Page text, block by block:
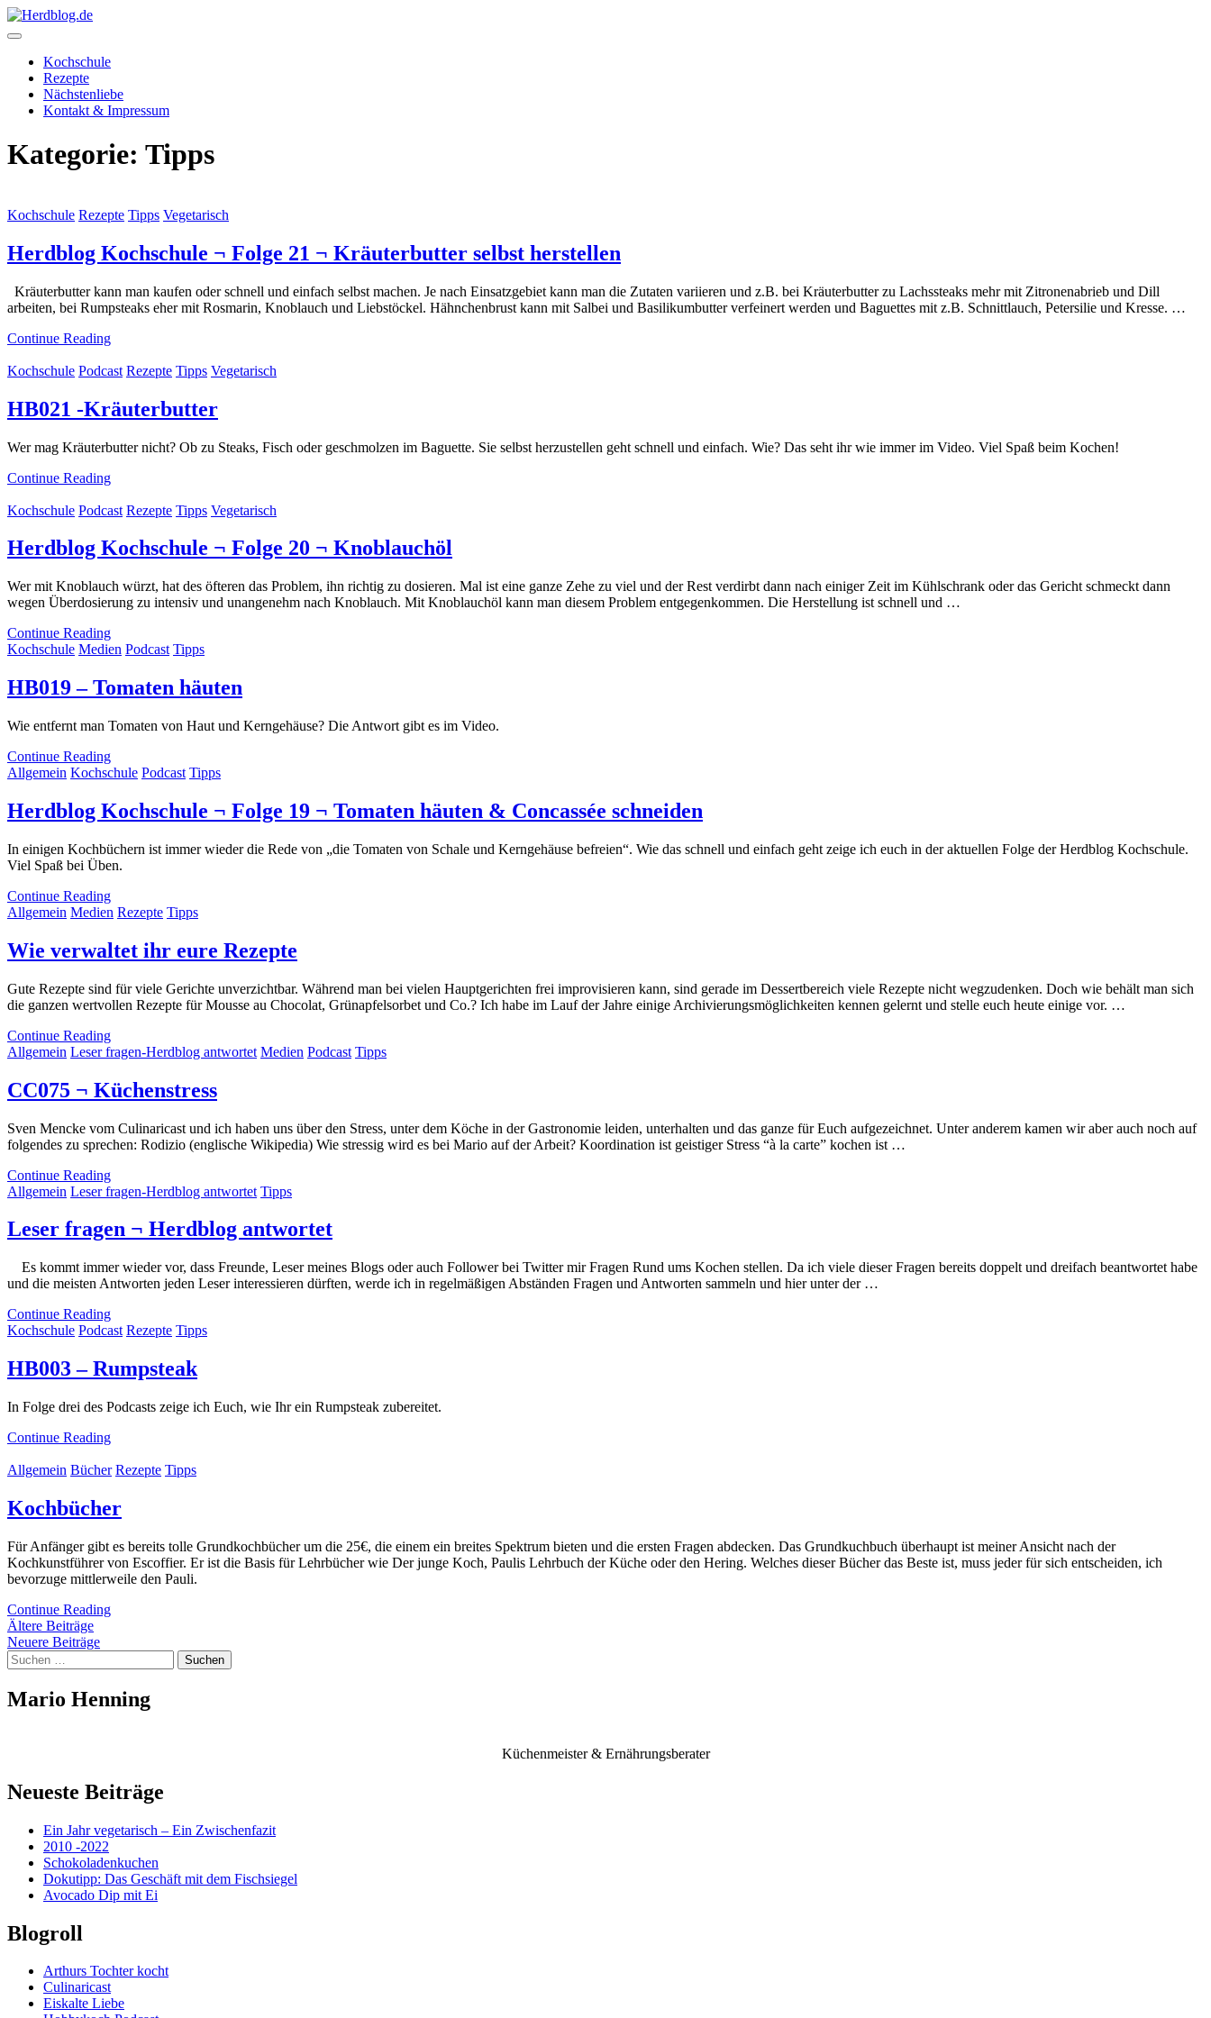
Skip
to
Herdblog.de
Kochschule
Rezepte
Nächstenliebe
Kontakt & Impressum
Kategorie: Tipps
Kochschule Rezepte Tipps Vegetarisch
Herdblog Kochschule ¬ Folge 21 ¬ Kräuterbutter selbst herstellen
Kräuterbutter kann man kaufen oder schnell und einfach selbst machen. Je nach Einsatzgebiet kann man die Zutaten variieren und z.B. bei Kräuterbutter zu Lachssteaks mehr mit Zitronenabrieb und Dill
arbeiten, bei Rumpsteaks eher mit Rosmarin, Knoblauch und Liebstöckel. Hähnchenbrust kann mit Salbei und Basilikumbutter verfeinert werden und Baguettes mit z.B. Schnittlauch, Petersilie und Kresse. …
Continue Reading
Kochschule Podcast Rezepte Tipps Vegetarisch
HB021 -Kräuterbutter
Wer mag Kräuterbutter nicht? Ob zu Steaks, Fisch oder geschmolzen im Baguette. Sie selbst herzustellen geht schnell und einfach. Wie? Das seht ihr wie immer im Video. Viel Spaß beim Kochen!
Continue Reading
Kochschule Podcast Rezepte Tipps Vegetarisch
Herdblog Kochschule ¬ Folge 20 ¬ Knoblauchöl
Wer mit Knoblauch würzt, hat des öfteren das Problem, ihn richtig zu dosieren. Mal ist eine ganze Zehe zu viel und der Rest verdirbt dann nach einiger Zeit im Kühlschrank oder das Gericht schmeckt dann
wegen Überdosierung zu intensiv und unangenehm nach Knoblauch. Mit Knoblauchöl kann man diesem Problem entgegenkommen. Die Herstellung ist schnell und …
Continue Reading
Kochschule Medien Podcast Tipps
HB019 – Tomaten häuten
Wie entfernt man Tomaten von Haut und Kerngehäuse? Die Antwort gibt es im Video.
Continue Reading
Allgemein Kochschule Podcast Tipps
Herdblog Kochschule ¬ Folge 19 ¬ Tomaten häuten & Concassée schneiden
In einigen Kochbüchern ist immer wieder die Rede von „die Tomaten von Schale und Kerngehäuse befreien“. Wie das schnell und einfach geht zeige ich euch in der aktuellen Folge der Herdblog Kochschule.
Viel Spaß bei Üben.
Continue Reading
Allgemein Medien Rezepte Tipps
Wie verwaltet ihr eure Rezepte
Gute Rezepte sind für viele Gerichte unverzichtbar. Während man bei vielen Hauptgerichten frei improvisieren kann, sind gerade im Dessertbereich viele Rezepte nicht wegzudenken. Doch wie behält man sich
die ganzen wertvollen Rezepte für Mousse au Chocolat, Grünapfelsorbet und Co.? Ich habe im Lauf der Jahre einige Archivierungsmöglichkeiten kennen gelernt und stelle euch heute einige vor. …
Continue Reading
Allgemein Leser fragen-Herdblog antwortet Medien Podcast Tipps
CC075 ¬ Küchenstress
Sven Mencke vom Culinaricast und ich haben uns über den Stress, unter dem Köche in der Gastronomie leiden, unterhalten und das ganze für Euch aufgezeichnet. Unter anderem kamen wir aber auch noch auf
folgendes zu sprechen: Rodizio (englische Wikipedia) Wie stressig wird es bei Mario auf der Arbeit? Koordination ist geistiger Stress “à la carte” kochen ist …
Continue Reading
Allgemein Leser fragen-Herdblog antwortet Tipps
Leser fragen ¬ Herdblog antwortet
Es kommt immer wieder vor, dass Freunde, Leser meines Blogs oder auch Follower bei Twitter mir Fragen Rund ums Kochen stellen. Da ich viele dieser Fragen bereits doppelt und dreifach beantwortet habe
und die meisten Antworten jeden Leser interessieren dürften, werde ich in regelmäßigen Abständen Fragen und Antworten sammeln und hier unter der …
Continue Reading
Kochschule Podcast Rezepte Tipps
HB003 – Rumpsteak
In Folge drei des Podcasts zeige ich Euch, wie Ihr ein Rumpsteak zubereitet.
Continue Reading
Allgemein Bücher Rezepte Tipps
Kochbücher
Für Anfänger gibt es bereits tolle Grundkochbücher um die 25€, die einem ein breites Spektrum bieten und die ersten Fragen abdecken. Das Grundkuchbuch überhaupt ist meiner Ansicht nach der
Kochkunstführer von Escoffier. Er ist die Basis für Lehrbücher wie Der junge Koch, Paulis Lehrbuch der Küche oder den Hering. Welches dieser Bücher das Beste ist, muss jeder für sich entscheiden, ich
bevorzuge mittlerweile den Pauli.
Continue Reading
Beitragsnavigation
Ältere Beiträge
Neuere Beiträge
Suchen
nach:
Mario Henning
Küchenmeister & Ernährungsberater
Neueste Beiträge
Ein Jahr vegetarisch – Ein Zwischenfazit
2010 -2022
Schokoladenkuchen
Dokutipp: Das Geschäft mit dem Fischsiegel
Avocado Dip mit Ei
Blogroll
Arthurs Tochter kocht
Culinaricast
Eiskalte Liebe